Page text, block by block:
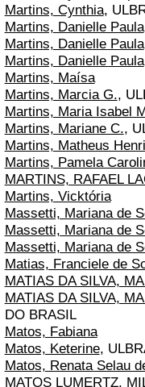
Martins, Cynthia,
Martins, Danielle Paula
Martins, Danielle Paula
Martins, Danielle Paula
Martins, Maísa
Martins, Marcia G.,
Martins, Maria Isabel
Martins, Mariane C.,
Martins, Matheus
Martins, Pamela
MARTINS, RAFAEL
Martins, Vicktória
Massetti, Mariana de
Massetti, Mariana de
Massetti, Mariana de
Matias, Franciele de
MATIAS DA SILVA,
MATIAS DA SILVA,
DO BRASIL
Matos, Fabiana
Matos, Keterine,
Matos, Renata Selau
MATOS LUMERTZ,